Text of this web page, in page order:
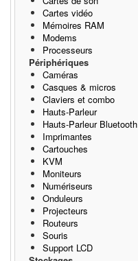
Cartes vidéo
Mémoires RAM
Modems
Processeurs
Périphériques
Caméras
Casques & micros
Claviers et combo
Hauts-Parleur
Hauts-Parleur Bluetooth
Imprimantes
Cartouches
KVM
Moniteurs
Numériseurs
Onduleurs
Projecteurs
Routeurs
Souris
Support LCD